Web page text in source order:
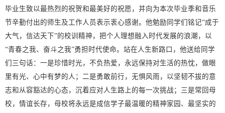
毕业生致以最热烈的祝贺和最美好的祝愿，并向为本次毕业季和音乐
节辛勤付出的师生及工作人员表示衷心感谢。他勉励同学们铭记“成于
大气，信达天下”的校训精神，把个人理想融入时代发展的浪潮，以
“青春之我、奋斗之我”勇担时代使命。站在人生新路口，他送给同学
们三句话：一是珍惜时光，不负热爱，永远保持对生活的热忱，做眼
里有光、心中有梦的人；二是勇敢前行，无惧风雨，以坚韧不拔的意
志和从容豁达的心态，沉着应对人生路上的每一次挑战；三是常回母
校，情谊长存，母校将永远是成信学子最温暖的精神家园、最坚实的